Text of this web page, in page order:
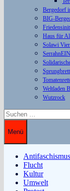
Bergedorf
BIG-
Haus für
Solawi
Weltladen
Wutzrock
Suchen
nach:
Menü
Antifaschismus
Flucht
Kultur
Umwelt